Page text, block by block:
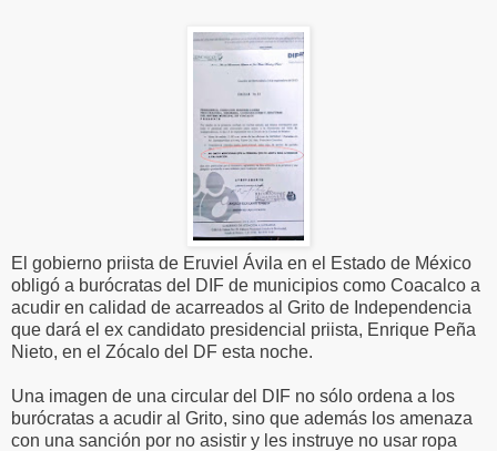
El gobierno priista de Eruviel Ávila en el Estado de México
obligó a burócratas del DIF de municipios como Coacalco a
acudir en calidad de acarreados al Grito de Independencia
que dará el ex candidato presidencial priista, Enrique Peña
Nieto, en el Zócalo del DF esta noche.
Una imagen de una circular del DIF no sólo ordena a los
burócratas a acudir al Grito, sino que además los amenaza
con una sanción por no asistir y les instruye no usar ropa